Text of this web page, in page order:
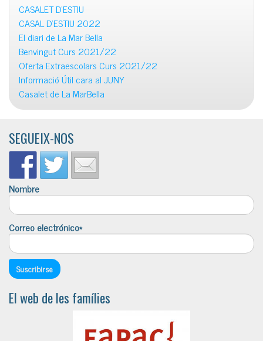
CASALET D’ESTIU
CASAL D’ESTIU 2022
El diari de La Mar Bella
Benvingut Curs 2021/22
Oferta Extraescolars Curs 2021/22
Informació Útil cara al JUNY
Casalet de La MarBella
SEGUEIX-NOS
Nombre
Correo electrónico*
El web de les famílies